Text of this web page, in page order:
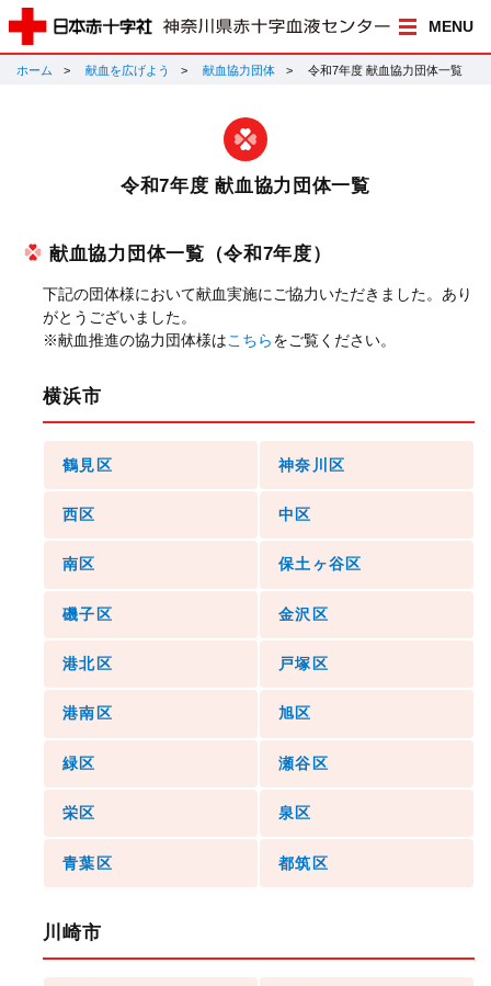
MENU
ホーム 献血を広げよう 献血協力団体 令和7年度 献血協力団体一覧
令和7年度 献血協力団体一覧
献血協力団体一覧（令和7年度）
下記の団体様において献血実施にご協力いただきました。あり
がとうございました。
※献血推進の協力団体様はこちらをご覧ください。
横浜市
鶴見区 神奈川区
西区 中区
南区 保土ヶ谷区
磯子区 金沢区
港北区 戸塚区
港南区 旭区
緑区 瀬谷区
栄区 泉区
青葉区 都筑区
川崎市